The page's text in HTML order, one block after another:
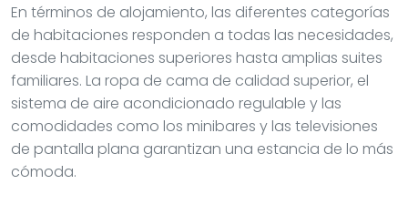
En términos de alojamiento, las diferentes categorías
de habitaciones responden a todas las necesidades,
desde habitaciones superiores hasta amplias suites
familiares. La ropa de cama de calidad superior, el
sistema de aire acondicionado regulable y las
comodidades como los minibares y las televisiones
de pantalla plana garantizan una estancia de lo más
cómoda.